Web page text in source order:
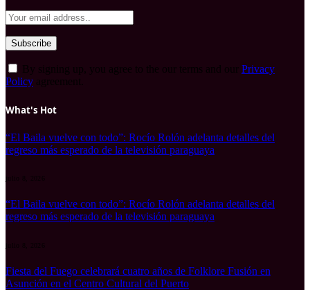
By signing up, you agree to the our terms and our Privacy
Policy agreement.
What's Hot
“El Baila vuelve con todo”: Rocío Rolón adelanta detalles del
regreso más esperado de la televisión paraguaya
“El Baila vuelve con todo”: Rocío Rolón adelanta detalles del
regreso más esperado de la televisión paraguaya
Fiesta del Fuego celebrará cuatro años de Folklore Fusión en
Asunción en el Centro Cultural del Puerto